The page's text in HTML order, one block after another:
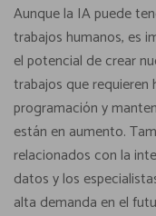
Aunque la IA puede
trabajos humanos, es
el potencial de crear
trabajos que requieren
programación y
están en aumento.
relacionados con la
datos y los
alta demanda en el